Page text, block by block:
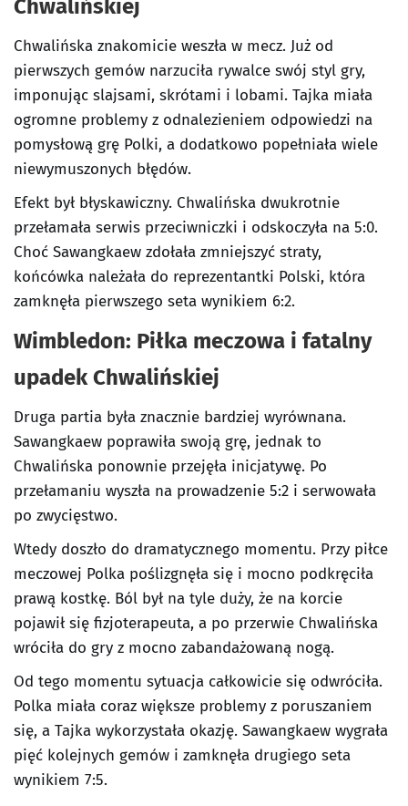
Chwalińskiej
Chwalińska znakomicie weszła w mecz. Już od
pierwszych gemów narzuciła rywalce swój styl gry,
imponując slajsami, skrótami i lobami. Tajka miała
ogromne problemy z odnalezieniem odpowiedzi na
pomysłową grę Polki, a dodatkowo popełniała wiele
niewymuszonych błędów.
Efekt był błyskawiczny. Chwalińska dwukrotnie
przełamała serwis przeciwniczki i odskoczyła na 5:0.
Choć Sawangkaew zdołała zmniejszyć straty,
końcówka należała do reprezentantki Polski, która
zamknęła pierwszego seta wynikiem 6:2.
Wimbledon: Piłka meczowa i fatalny
upadek Chwalińskiej
Druga partia była znacznie bardziej wyrównana.
Sawangkaew poprawiła swoją grę, jednak to
Chwalińska ponownie przejęła inicjatywę. Po
przełamaniu wyszła na prowadzenie 5:2 i serwowała
po zwycięstwo.
Wtedy doszło do dramatycznego momentu. Przy piłce
meczowej Polka poślizgnęła się i mocno podkręciła
prawą kostkę. Ból był na tyle duży, że na korcie
pojawił się fizjoterapeuta, a po przerwie Chwalińska
wróciła do gry z mocno zabandażowaną nogą.
Od tego momentu sytuacja całkowicie się odwróciła.
Polka miała coraz większe problemy z poruszaniem
się, a Tajka wykorzystała okazję. Sawangkaew wygrała
pięć kolejnych gemów i zamknęła drugiego seta
wynikiem 7:5.